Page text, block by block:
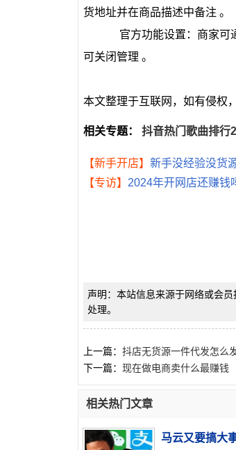
货地址并在商品描述中备注 。‌‌
官方功能设置‌：商家可通过
可关闭管理 。‌‌
本文整理于互联网，如有侵权
相关专题： 抖音热门歌曲排行
【新手开店】 新手没经验没货
【专访】 2024年开网店还赚钱
声明：本站信息来源于网络或会
处理。
上一篇： 抖店无货源一件代发怎么
下一篇： 现在做电商卖什么最赚钱
相关热门文章
马云又要搞大